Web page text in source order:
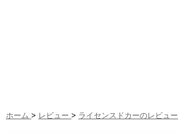
ホーム > レビュー > ライセンスドカーのレビュー